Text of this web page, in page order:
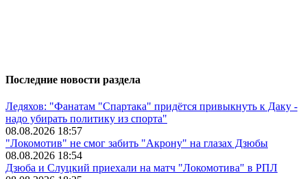
Последние новости раздела
Ледяхов: "Фанатам "Спартака" придётся привыкнуть к Даку -
надо убирать политику из спорта"
08.08.2026 18:57
"Локомотив" не смог забить "Акрону" на глазах Дзюбы
08.08.2026 18:54
Дзюба и Слуцкий приехали на матч "Локомотива" в РПЛ